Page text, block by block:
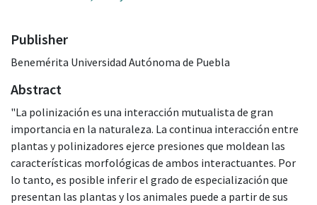
Publisher
Benemérita Universidad Autónoma de Puebla
Abstract
"La polinización es una interacción mutualista de gran
importancia en la naturaleza. La continua interacción entre
plantas y polinizadores ejerce presiones que moldean las
características morfológicas de ambos interactuantes. Por
lo tanto, es posible inferir el grado de especialización que
presentan las plantas y los animales puede a partir de sus